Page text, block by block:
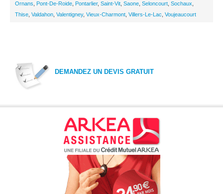
Ornans
Pont-De-Roide Pontarlier, Saint-Vit Saone Seloncourt Sochaux
Thise Valdahon Valentigney, Vieux-Charmont Villers-Le-Lac Voujeaucourt
DEMANDEZ UN DEVIS GRATUIT